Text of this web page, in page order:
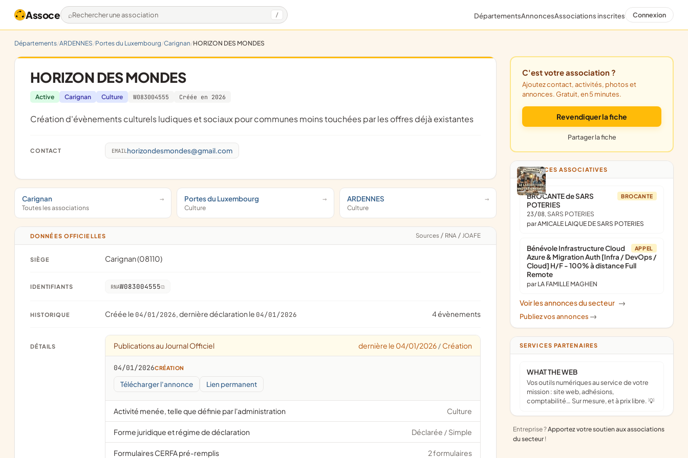
Assoce Rechercher une association / DépartementsAnnoncesAssociations inscrites Connexion
Départements ARDENNES Portes du Luxembourg Carignan HORIZON DES MONDES
HORIZON DES MONDES
Active Carignan Culture W083004555 Créée en 2026
création d'évènements culturels ludiques et sociaux pour communes moins touchées par les offres déjà existantes
CONTACT EMAIL horizondesmondes@gmail.com
Carignan
Toutes les associations
Portes du Luxembourg
Culture
ARDENNES
Culture
DONNÉES OFFICIELLES Sources / RNA / JOAFE
SIÈGE Carignan (08110)
IDENTIFIANTS RNAW083004555
HISTORIQUE Créée le 04/01/2026, dernière déclaration le 04/01/2026 4 évènements
DÉTAILS Publications au Journal Officiel dernière le 04/01/2026 / Création
04/01/2026CRÉATION
Télécharger l'annonce Lien permanent
Activité menée, telle que définie par l'administration Culture
Forme juridique et régime de déclaration Déclarée / Simple
Formulaires CERFA pré-remplis 2 formulaires
C'est votre association ?
Ajoutez contact, activités, photos et
annonces. Gratuit, en 5 minutes.
Revendiquer la fiche
Partager la fiche
ANNONCES ASSOCIATIVES
BROCANTE
BROCANTE de SARS
POTERIES
23/08, SARS POTERIES
par AMICALE LAIQUE DE SARS POTERIES
APPEL
Bénévole Infrastructure Cloud
Azure & Migration Auth [Infra / DevOps /
Cloud] H/F - 100% à distance Full
Remote
par LA FAMILLE MAGHEN
Voir les annonces du secteur ->
Publiez vos annonces ->
SERVICES PARTENAIRES
WHAT THE WEB
Vos outils numériques au service de votre
mission : site web, adhésions,
comptabilité… Sur mesure, et à prix libre. 💡
Entreprise ?Apportez votre soutien aux associations
du secteur !